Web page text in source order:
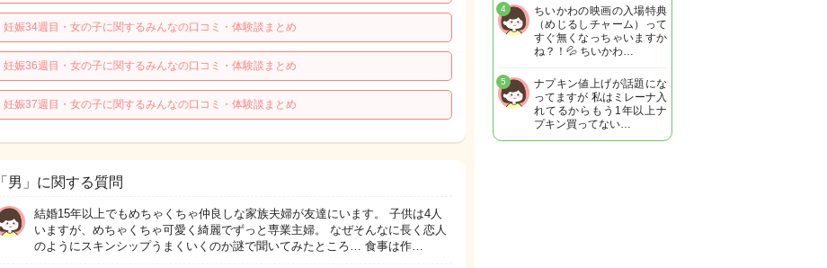
妊娠34週目・女の子に関するみんなの口コミ・体験談まとめ
妊娠36週目・女の子に関するみんなの口コミ・体験談まとめ
妊娠37週目・女の子に関するみんなの口コミ・体験談まとめ
「男」に関する質問
結婚15年以上でもめちゃくちゃ仲良しな家族夫婦が友達にいます。 子供は4人
いますが、めちゃくちゃ可愛く綺麗でずっと専業主婦。 なぜそんなに長く恋人
のようにスキンシップうまくいくのか謎で聞いてみたところ… 食事は作…
ちいかわの映画の入場特典
（めじるしチャーム）って
すぐ無くなっちゃいますか
ね？！💦 ちいかわ…
4
ナプキン値上げが話題にな
ってますが 私はミレーナ入
れてるからもう1年以上ナ
プキン買ってない…
5